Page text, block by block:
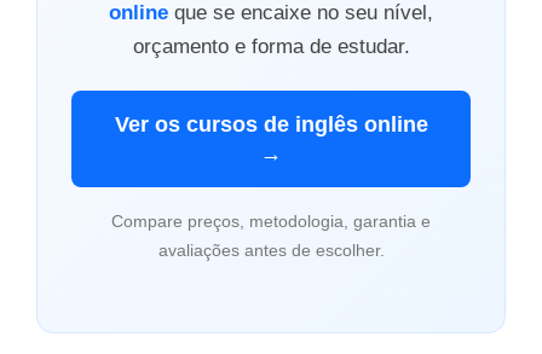
online que se encaixe no seu nível,
orçamento e forma de estudar.
Ver os cursos de inglês online
→
Compare preços, metodologia, garantia e
avaliações antes de escolher.